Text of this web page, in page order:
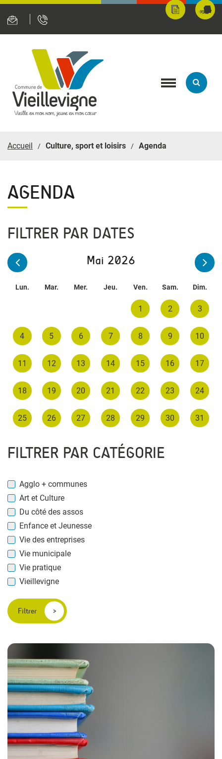
Mes
démarches
Toggle
Accueil Culture, sport et loisirs Agenda
AGENDA
FILTRER PAR DATES
Mai 2026
Lun. Mar. Mer. Jeu. Ven. Sam. Dim.
1 2 3
4 5 6 7 8 9 10
11 12 13 14 15 16 17
18 19 20 21 22 23 24
25 26 27 28 29 30 31
FILTRER PAR CATÉGORIE
Agglo + communes
Art et Culture
Du côté des assos
Enfance et Jeunesse
Vie des entreprises
Vie municipale
Vie pratique
Vieillevigne
Filtrer
Panneau de gestion des cookies